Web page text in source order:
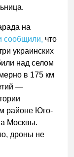
на
сообщили, что
украинских
над селом
в 175 км
—
районе Юго-
Москвы.
дроны не